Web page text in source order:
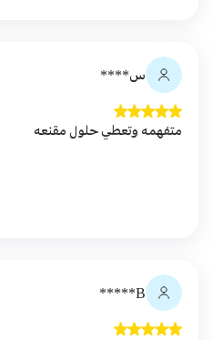
س****
متفهمه وتعطي حلول مقنعه
B*****